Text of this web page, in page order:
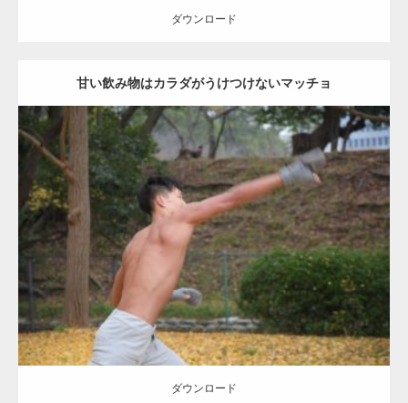
ダウンロード
甘い飲み物はカラダがうけつけないマッチョ
Update:2021.07.8
Category: 公園のマッチョ その他 AKIHITO(細マッチョ) 背中
ダウンロード
ダウンロード